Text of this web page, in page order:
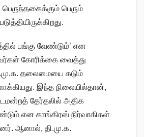
பெரும்
பங்கு வேண்டும்’ என
கோரிக்கை வைத்து
தலைமையை கடும்
இந்த நிலையில்தான்,
தேர்தலில் அதிக
என காங்கிரஸ் நிர்வாகிகள்
ஆனால், தி.மு.க.